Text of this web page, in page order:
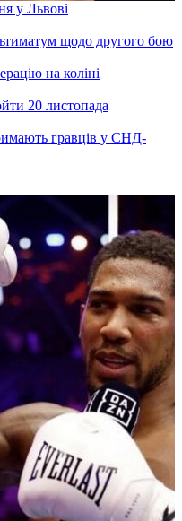
у Львові
щодо другого бою
на коліні
20 листопада
гравців у СНД-